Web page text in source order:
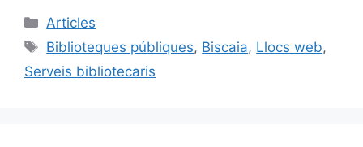
c
e
b
ai
l
s
k
e p
Categories
Articles
Etiquetes
Biblioteques públiques, Biscaia, Llocs web,
Serveis bibliotecaris